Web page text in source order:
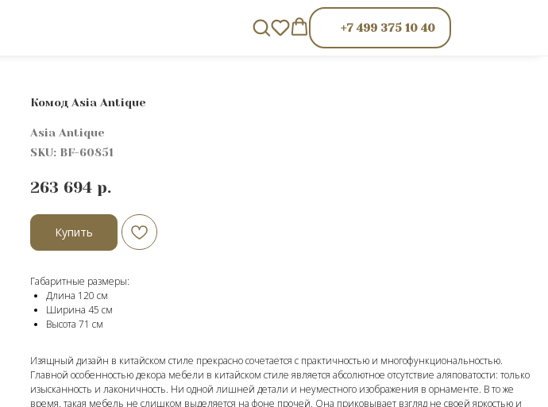
+7 499 375 10 40
Комод Asia Antique
Asia Antique
SKU: BF-60851
263 694 р.
Купить
Габаритные размеры:
Длина 120 см
Ширина 45 см
Высота 71 cм
Изящный дизайн в китайском стиле прекрасно сочетается с практичностью и многофункциональностью.
Главной особенностью декора мебели в китайском стиле является абсолютное отсутствие аляповатости: только
изысканность и лаконичность. Ни одной лишней детали и неуместного изображения в орнаменте. В то же
время. такая мебель не слишком выделяется на фоне прочей. Она приковывает взгляд не своей яркостью и